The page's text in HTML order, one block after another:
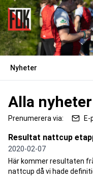
Nyheter
Alla nyheter
Prenumerera via:
Resultat nattcup
2020-02-07
Här kommer resultaten
nattcup då vi hade